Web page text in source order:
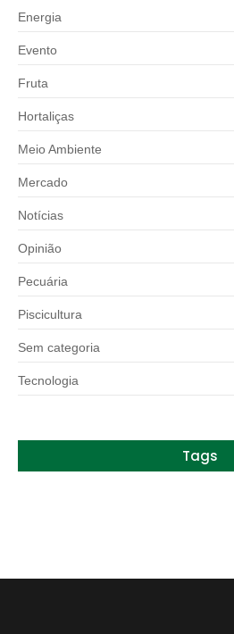
Energia
Evento
Fruta
Hortaliças
Meio Ambiente
Mercado
Notícias
Opinião
Pecuária
Piscicultura
Sem categoria
Tecnologia
Tags